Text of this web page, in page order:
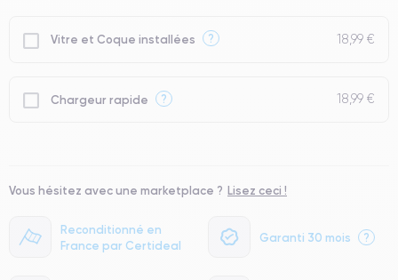
Reconditionné en
France par Certideal
Garanti 30 mois ?
Vitre et Coque installées ? 18,99 €
Chargeur rapide ? 18,99 €
Vous hésitez avec une marketplace ? Lisez ceci !